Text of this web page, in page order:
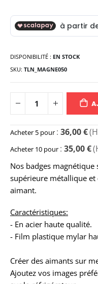
DISPONIBILITÉ : EN STOCK
SKU TLN_MAGNE050
Acheter 5 pour 36,00 €
Acheter 10 pour
35,00 €
Nos badges
supérieure métallique
aimant.
Caractéristiques:
- En acier haute qualité.
- Film plastique mylar
Créer des aimants sur
Ajoutez vos images